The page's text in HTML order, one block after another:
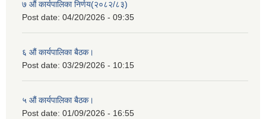
७ औं कार्यपालिका निर्णय(२०८२/८३)
Post date: 04/20/2026 - 09:35
६ औं कार्यपालिका बैठक।
Post date: 03/29/2026 - 10:15
५ औं कार्यपालिका बैठक।
Post date: 01/09/2026 - 16:55